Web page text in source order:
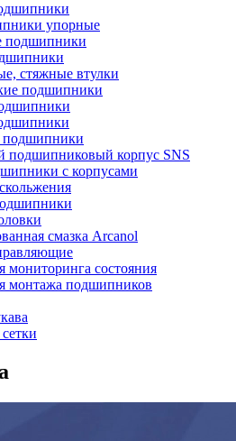
упорные
подшипники
стяжные втулки
подшипники
подшипники
подшипниковый корпус SNS
с корпусами
смазка Arcanol
мониторинга состояния
монтажа подшипников